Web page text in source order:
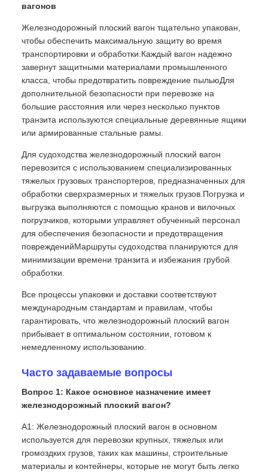
вагонов
Железнодорожный плоский вагон тщательно упакован,
чтобы обеспечить максимальную защиту во время
транспортировки и обработки.Каждый вагон надежно
завернут защитными материалами промышленного
класса, чтобы предотвратить повреждение пыльюДля
дополнительной безопасности при перевозке на
большие расстояния или через несколько пунктов
транзита используются специальные деревянные ящики
или армированные стальные рамы.
Для судоходства железнодорожный плоский вагон
перевозится с использованием специализированных
тяжелых грузовых транспортеров, предназначенных для
обработки сверхразмерных и тяжелых грузов.Погрузка и
выгрузка выполняются с помощью кранов и вилочных
погрузчиков, которыми управляет обученный персонал
для обеспечения безопасности и предотвращения
поврежденийМаршруты судоходства планируются для
минимизации времени транзита и избежания грубой
обработки.
Все процессы упаковки и доставки соответствуют
международным стандартам и правилам, чтобы
гарантировать, что железнодорожный плоский вагон
прибывает в оптимальном состоянии, готовом к
немедленному использованию.
Часто задаваемые вопросы
Вопрос 1: Какое основное назначение имеет
железнодорожный плоский вагон?
A1: Железнодорожный плоский вагон в основном
используется для перевозки крупных, тяжелых или
громоздких грузов, таких как машины, строительные
материалы и контейнеры, которые не могут быть легко